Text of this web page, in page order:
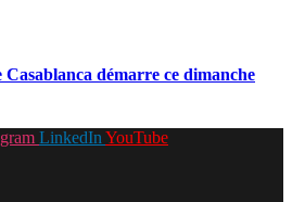
démarre ce dimanche
LinkedIn YouTube